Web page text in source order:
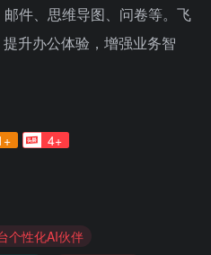
件、思维导图、问卷等。飞
升办公体验，增强业务智
4+
个性化AI伙伴